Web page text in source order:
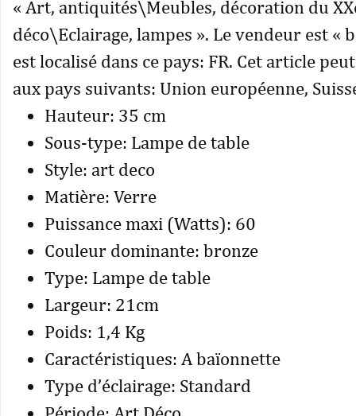
« Art, antiquités\Meubles, décoration du
déco\Eclairage, lampes ». Le vendeur est «
est localisé dans ce pays: FR. Cet article
aux pays suivants: Union européenne,
Hauteur: 35 cm
Sous-type: Lampe de table
Style: art deco
Matière: Verre
Puissance maxi (Watts): 60
Couleur dominante: bronze
Type: Lampe de table
Largeur: 21cm
Poids: 1,4 Kg
Caractéristiques: A baïonnette
Type d’éclairage: Standard